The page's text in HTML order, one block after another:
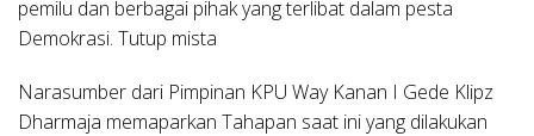
pemilu dan berbagai pihak yang terlibat dalam pesta
Demokrasi. Tutup mista
Narasumber dari Pimpinan KPU Way Kanan I Gede Klipz
Dharmaja memaparkan Tahapan saat ini yang dilakukan